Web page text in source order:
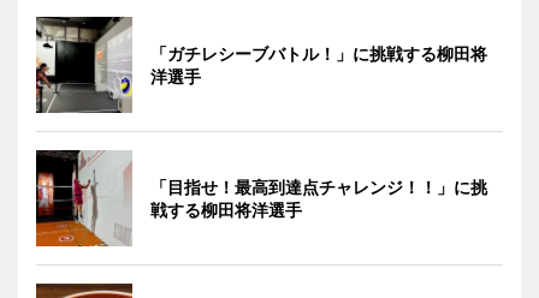
「ガチレシーブバトル！」に挑戦する柳田将
洋選手
「目指せ！最高到達点チャレンジ！！」に挑
戦する柳田将洋選手